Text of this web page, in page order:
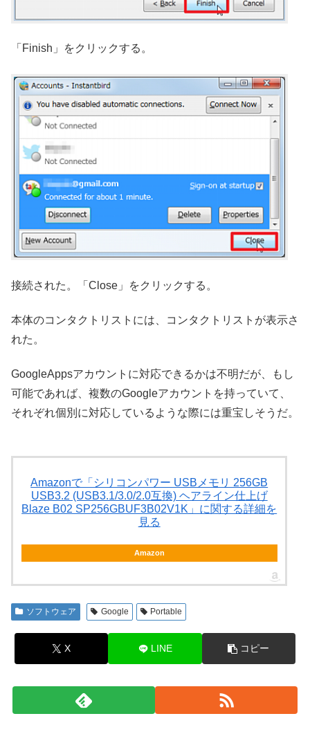
「Finish」をクリックする。
接続された。「Close」をクリックする。
本体のコンタクトリストには、コンタクトリストが表示さ
れた。
GoogleAppsアカウントに対応できるかは不明だが、もし
可能であれば、複数のGoogleアカウントを持っていて、
それぞれ個別に対応しているような際には重宝しそうだ。
Amazonで「シリコンパワー USBメモリ 256GB
USB3.2 (USB3.1/3.0/2.0互換) ヘアライン仕上げ
Blaze B02 SP256GBUF3B02V1K」に関する詳細を
見る
Amazon
ソフトウェア Google Portable
X LINE コピー